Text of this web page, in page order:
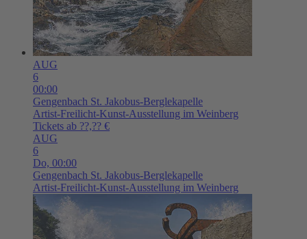
AUG
6
00:00
Gengenbach St. Jakobus-Berglekapelle
Artist-Freilicht-Kunst-Ausstellung im Weinberg
Tickets ab ??,?? €
AUG
6
Do, 00:00
Gengenbach St. Jakobus-Berglekapelle
Artist-Freilicht-Kunst-Ausstellung im Weinberg